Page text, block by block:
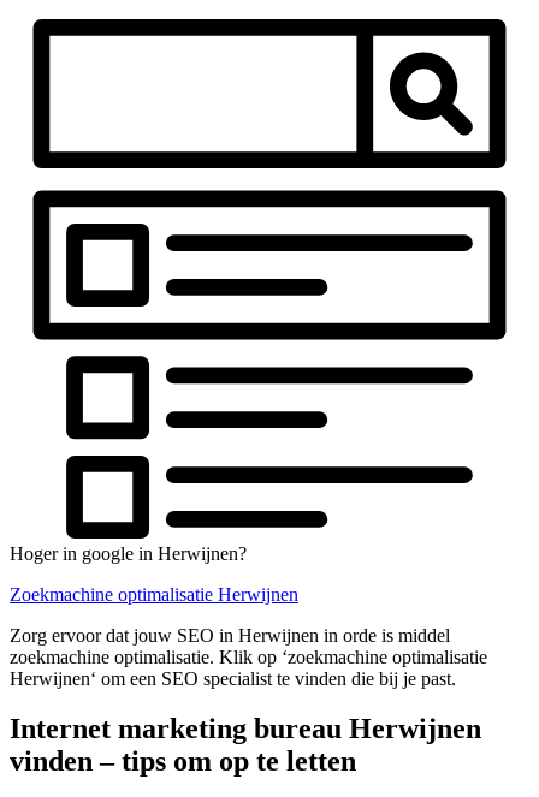
Hoger in google in Herwijnen?
Zoekmachine optimalisatie Herwijnen
Zorg ervoor dat jouw SEO in Herwijnen in orde is middel
zoekmachine optimalisatie. Klik op ‘zoekmachine optimalisatie
Herwijnen‘ om een SEO specialist te vinden die bij je past.
Internet marketing bureau Herwijnen
vinden – tips om op te letten